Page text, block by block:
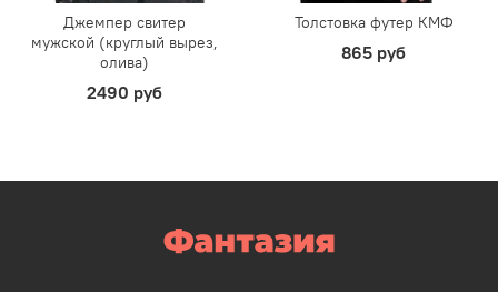
Джемпер свитер
мужской (круглый вырез,
олива)
2490 руб
Толстовка футер КМФ
865 руб